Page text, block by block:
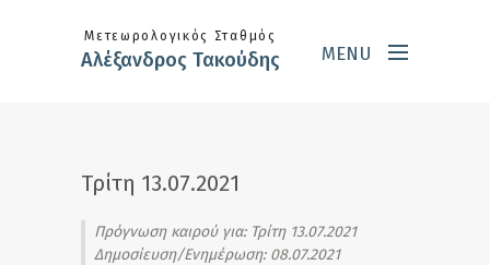
Μετεωρολογικός Σταθμός
Αλέξανδρος Τακούδης MENU
Τρίτη 13.07.2021
Πρόγνωση καιρού για: Τρίτη 13.07.2021
Δημοσίευση/Ενημέρωση: 08.07.2021